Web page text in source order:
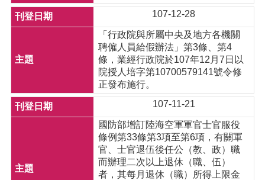
107-12-28
「行政院與所屬中央及地方各機關
聘僱人員給假辦法」第3條、第4
條，業經行政院於107年12月7日以
院授人培字第10700579141號令修
正發布施行。
107-11-21
國防部增訂陸海空軍軍官士官服役
條例第33條第3項至第6項，有關軍
官、士官退伍後任公（教、政）職
而辦理二次以上退休（職、伍）
者，其每月退休（職）所得上限金